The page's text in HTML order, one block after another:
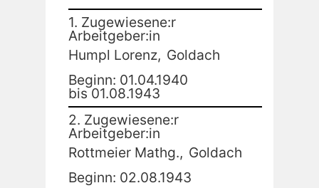
1. Zugewiesene:r
Arbeitgeber:in
Humpl Lorenz, Goldach
Beginn: 01.04.1940
bis 01.08.1943
2. Zugewiesene:r
Arbeitgeber:in
Rottmeier Mathg., Goldach
Beginn: 02.08.1943